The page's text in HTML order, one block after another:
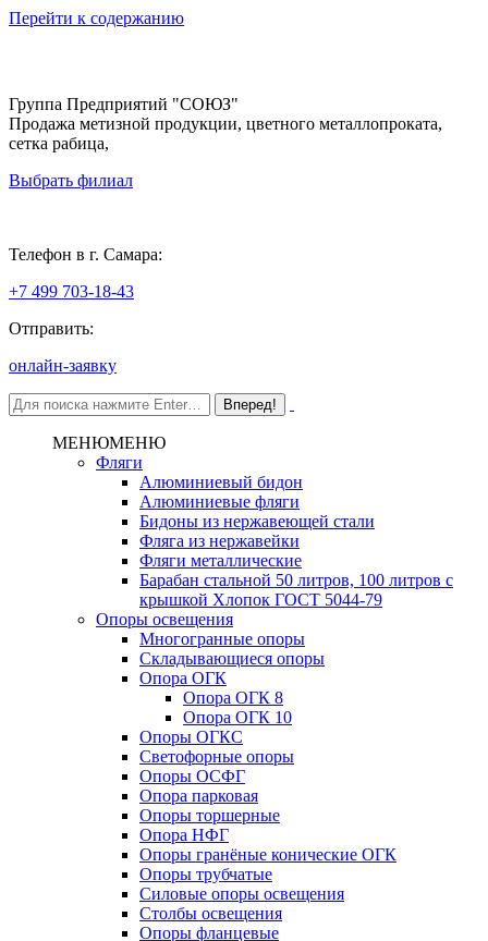
Перейти к содержанию
Группа Предприятий "СОЮЗ"
Продажа метизной продукции, цветного металлопроката,
сетка рабица,
Выбрать филиал
Телефон в г. Самара:
+7 499 703-18-43
Отправить:
онлайн-заявку
МЕНЮМЕНЮ
Фляги
Алюминиевый бидон
Алюминиевые фляги
Бидоны из нержавеющей стали
Фляга из нержавейки
Фляги металлические
Барабан стальной 50 литров, 100 литров с
крышкой Хлопок ГОСТ 5044-79
Опоры освещения
Многогранные опоры
Складывающиеся опоры
Опора ОГК
Опора ОГК 8
Опора ОГК 10
Опоры ОГКС
Светофорные опоры
Опоры ОСФГ
Опора парковая
Опоры торшерные
Опора НФГ
Опоры гранёные конические ОГК
Опоры трубчатые
Силовые опоры освещения
Столбы освещения
Опоры фланцевые